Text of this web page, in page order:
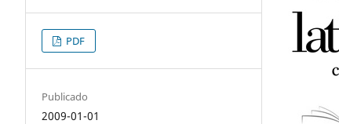
PDF
Publicado
2009-01-01